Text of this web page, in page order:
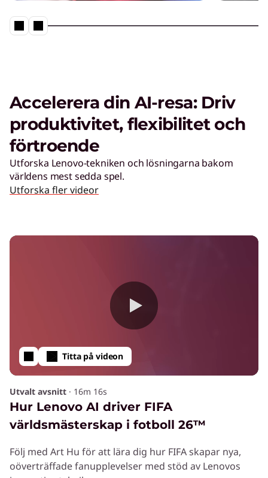
Accelerera din AI-resa: Driv
produktivitet, flexibilitet och
förtroende
Utforska Lenovo-tekniken och lösningarna bakom
världens mest sedda spel.
Utforska fler videor
Titta på videon
Utvalt avsnitt · 16m 16s
Hur Lenovo AI driver FIFA
världsmästerskap i fotboll 26™
Följ med Art Hu för att lära dig hur FIFA skapar nya,
oöverträffade fanupplevelser med stöd av Lenovos